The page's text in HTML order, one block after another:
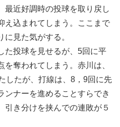
最近好調時の投球を取り戻し
え込まれてしまう。ここまで
見た気がする。
た投球を見せるが、5回に平
奪われてしまう。赤川は、
したが、打線は、8，9回に先
ンナーを進めることすらでき
引き分けを挟んでの連敗が５